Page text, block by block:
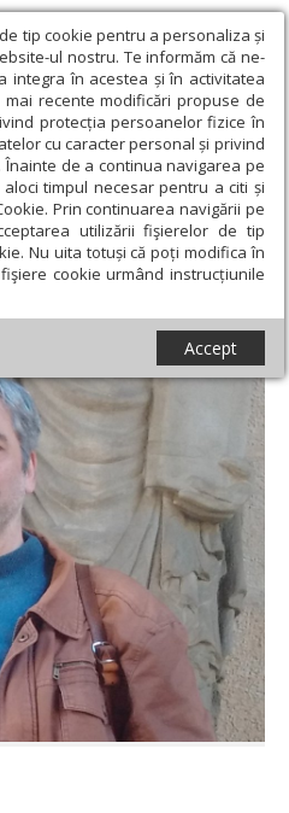
tip cookie pentru a personaliza și
ul nostru. Te informăm că ne-
integra în acestea și în activitatea
recente modificări propuse de
protecția persoanelor fizice în
cu caracter personal și privind
de a continua navigarea pe
timpul necesar pentru a citi și
Prin continuarea navigării pe
utilizării fişierelor de tip
Nu uita totuși că poți modifica în
cookie urmând instrucțiunile
Accept
› Ura, noua iubire